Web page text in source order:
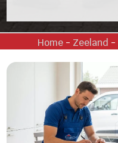
Home - Zeeland -